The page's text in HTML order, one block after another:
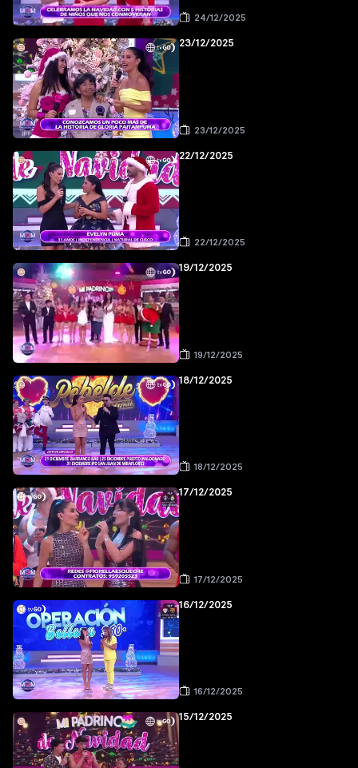
24/12/2025
23/12/2025
23/12/2025
22/12/2025
22/12/2025
19/12/2025
19/12/2025
18/12/2025
18/12/2025
17/12/2025
17/12/2025
16/12/2025
16/12/2025
15/12/2025